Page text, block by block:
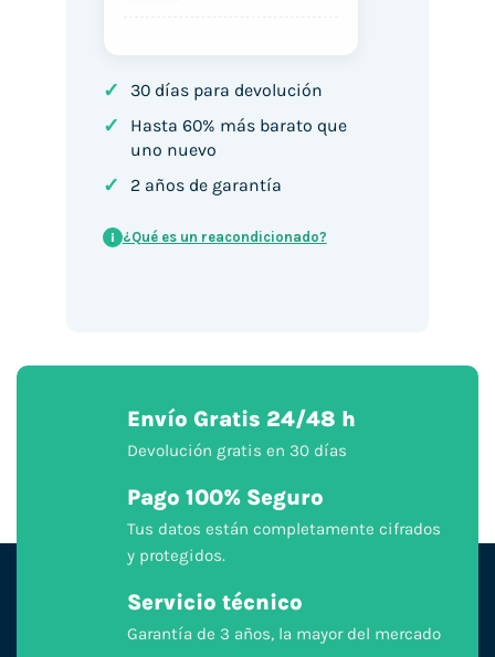
✓ 30 días para devolución
✓
Hasta 60% más barato que
uno nuevo
✓ 2 años de garantía
i ¿Qué es un reacondicionado?
Envío Gratis 24/48 h
Devolución gratis en 30 días
Pago 100% Seguro
Tus datos están completamente cifrados
y protegidos.
Servicio técnico
Garantía de 3 años, la mayor del mercado